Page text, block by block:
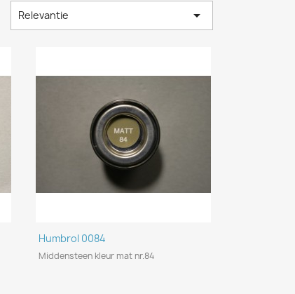
Relevantie 
Snel bekijken
Humbrol 0084
Middensteen kleur mat nr.84